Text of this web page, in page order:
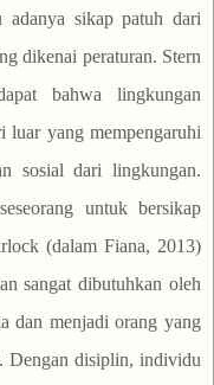
adanya sikap patuh dari
dikenai peraturan. Stern
bahwa lingkungan
luar yang mempengaruhi
sosial dari lingkungan.
untuk bersikap
(dalam Fiana, 2013)
sangat dibutuhkan oleh
dan menjadi orang yang
Dengan disiplin, individu